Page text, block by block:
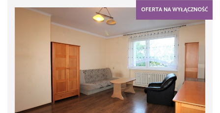
OFERTA NA WYŁĄCZNOŚĆ